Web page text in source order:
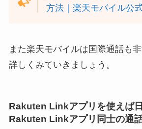
方法｜楽天モバイル公
また楽天モバイルは国際通話も非
詳しくみていきましょう。
Rakuten Linkアプリを使えば
Rakuten Linkアプリ同士の通